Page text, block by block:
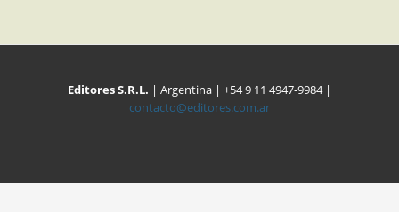
Editores S.R.L. | Argentina | +54 9 11 4947-9984 |
contacto@editores.com.ar